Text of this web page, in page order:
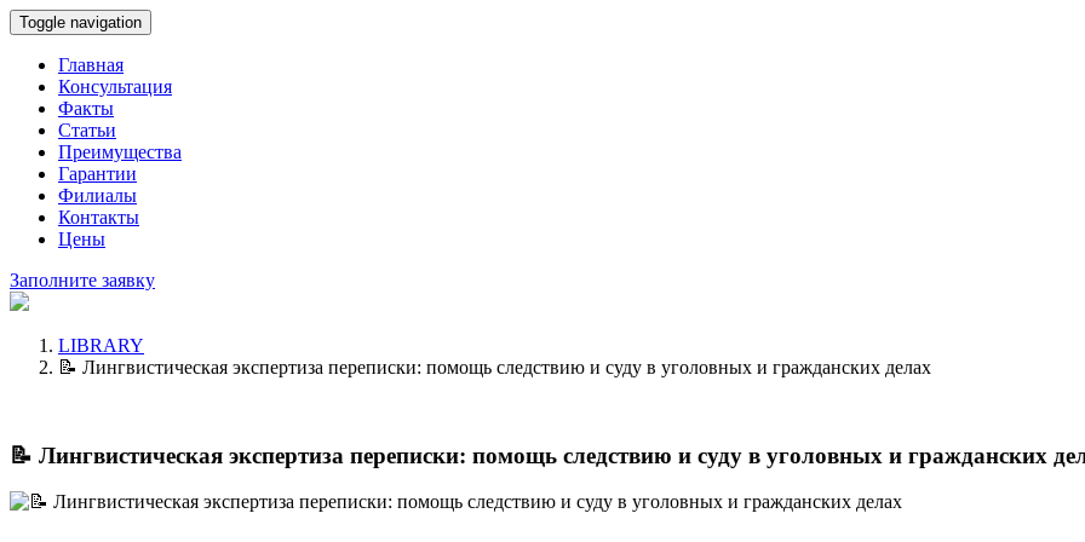
Toggle navigation
Главная
Консультация
Факты
Статьи
Преимущества
Гарантии
Филиалы
Контакты
Цены
Заполните заявку
LIBRARY
📝 Лингвистическая экспертиза переписки: помощь следствию и суду в уголовных и гражданских делах
📝 Лингвистическая экспертиза переписки: помощь следствию и суду в уголовных и гражданских